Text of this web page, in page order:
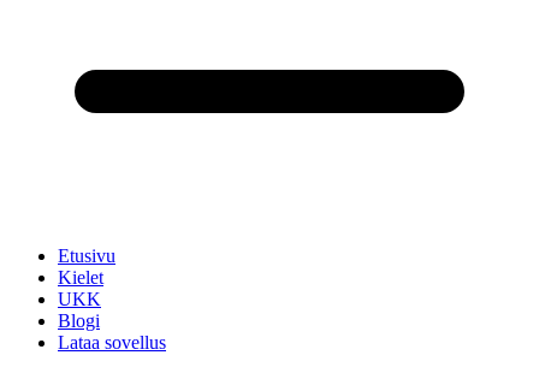
Etusivu
Kielet
UKK
Blogi
Lataa sovellus